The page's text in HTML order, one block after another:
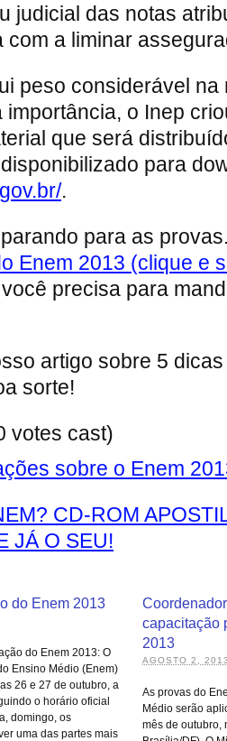
judicial das notas
com a liminar
peso considerável na
o Inep
que será
para
.
para as
Enem 2013 (clique e
precisa para
artigo sobre 5
sorte!
votes cast)
sobre o Enem
CD-ROM
JÁ O SEU!
do Enem 2013
do Enem 2013: O
Ensino Médio (Enem)
26 e 27 de outubro, a
o horário oficial
domingo, os
uma das partes mais
capacitação
2013
AGOSTO 2,
As provas do
Médio serão
mês de outubro,